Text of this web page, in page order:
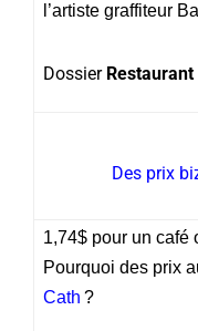
l’artiste graffiteur
Dossier
Des prix
1,74$ pour un café
Pourquoi des prix
Cath ?